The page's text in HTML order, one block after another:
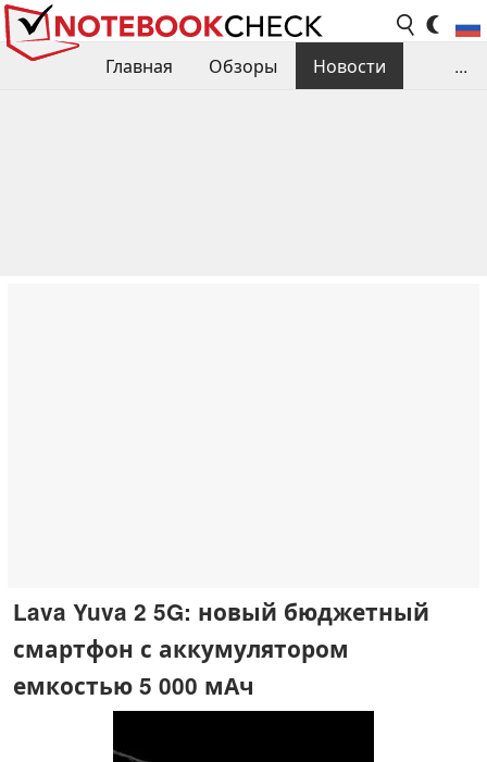
Главная Обзоры
Новости
...
Lava Yuva 2 5G: новый бюджетный
смартфон с аккумулятором
емкостью 5 000 мАч